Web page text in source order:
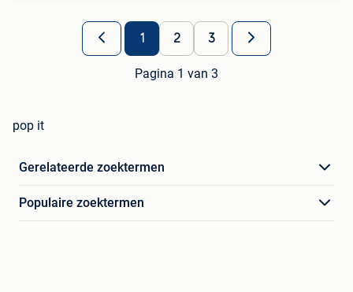
1 2 3
Pagina 1 van 3
pop it
Gerelateerde zoektermen
Populaire zoektermen